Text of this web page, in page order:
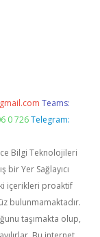
Teams:
0 726 Telegram:
Bilgi Teknolojileri
bir Yer Sağlayıcı
içerikleri proaktif
bulunmamaktadır.
taşımakta olup,